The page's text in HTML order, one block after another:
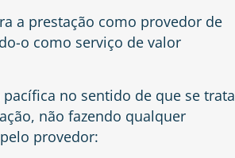
a prestação como provedor de
o como serviço de valor
no sentido de que se trata
não fazendo qualquer
provedor: